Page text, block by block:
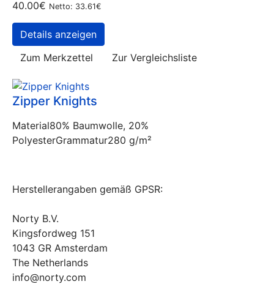
40.00€ Netto: 33.61€
Details anzeigen
Zum Merkzettel
Zur Vergleichsliste
Zipper Knights
Material80% Baumwolle, 20%
PolyesterGrammatur280 g/m²
Herstellerangaben gemäß GPSR:
Norty B.V.
Kingsfordweg 151
1043 GR Amsterdam
The Netherlands
info@norty.com